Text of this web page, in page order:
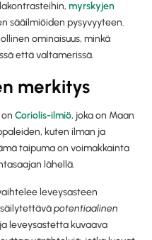
myrskyjen
sääilmiöiden pysyvyyteen.
ominaisuus, minkä
että valtamerissä.
merkitys
Coriolis-ilmiö, joka on Maan
kuten ilman ja
taipuma on voimakkainta
lähellä.
leveysasteen
potentiaalinen
leveysastetta kuvaava